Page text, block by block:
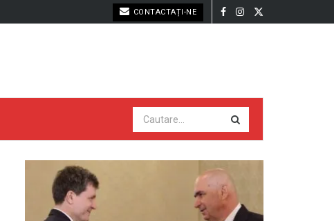
CONTACTAȚI-NE